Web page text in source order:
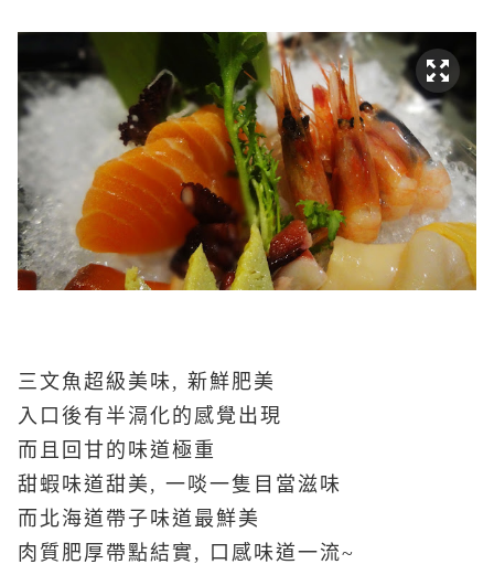
三文魚超級美味, 新鮮肥美
入口後有半滆化的感覺出現
而且回甘的味道極重
甜蝦味道甜美, 一啖一隻目當滋味
而北海道帶子味道最鮮美
肉質肥厚帶點結實, 口感味道一流~